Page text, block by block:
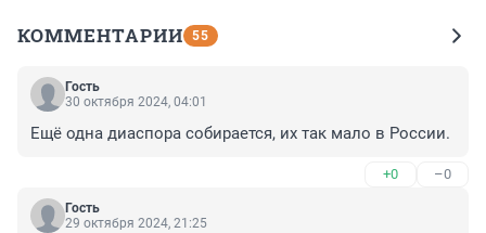
КОММЕНТАРИИ 55
Гость
30 октября 2024, 04:01
Ещё одна диаспора собирается, их так мало в России.
+0 –0
Гость
29 октября 2024, 21:25